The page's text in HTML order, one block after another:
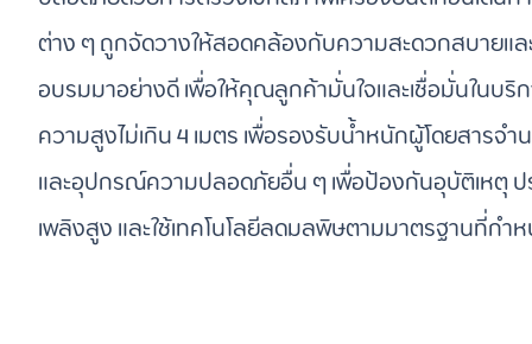
ต่าง ๆ ถูกจัดวางให้สอดคล้องกับความสะดวกสบาย
อบรมมาอย่างดี เพื่อให้คุณลูกค้ามั่นใจและเชื่อมั่นในบ
ความสูงไม่เกิน 4 เมตร เพื่อรองรับน้ำหนักผู้โดยสาร
และอุปกรณ์ความปลอดภัยอื่น ๆ เพื่อป้องกันอุบัติเหตุ ป
เพลิงสูง และใช้เทคโนโลยีลดมลพิษตามมาตรฐานที่กำ